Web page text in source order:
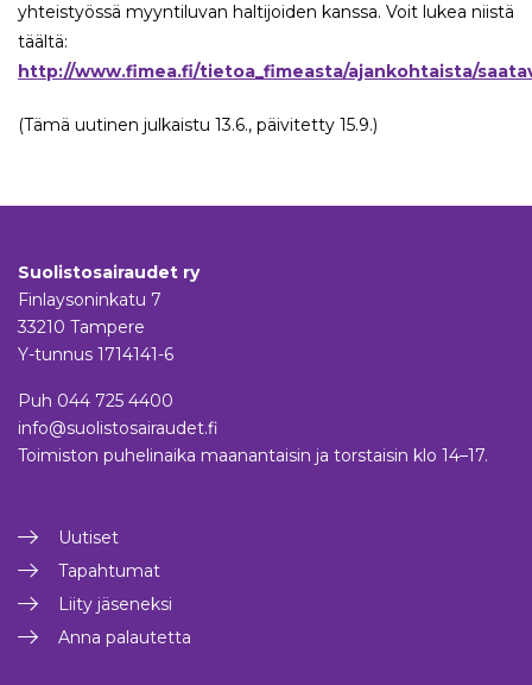
yhteistyössä myyntiluvan haltijoiden kanssa. Voit lukea niistä
täältä:
http://www.fimea.fi/tietoa_fimeasta/ajankohtaista/
(Tämä uutinen julkaistu 13.6., päivitetty 15.9.)
Suolistosairaudet ry
Finlaysoninkatu 7
33210 Tampere
Y-tunnus 1714141-6
Puh 044 725 4400
info@suolistosairaudet.fi
Toimiston puhelinaika maanantaisin ja torstaisin klo 14–17.
Uutiset
Tapahtumat
Liity jäseneksi
Anna palautetta